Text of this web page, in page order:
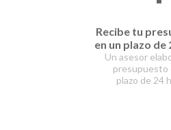
Recibe tu
en un plazo de
Un asesor
presupuesto
plazo de 24